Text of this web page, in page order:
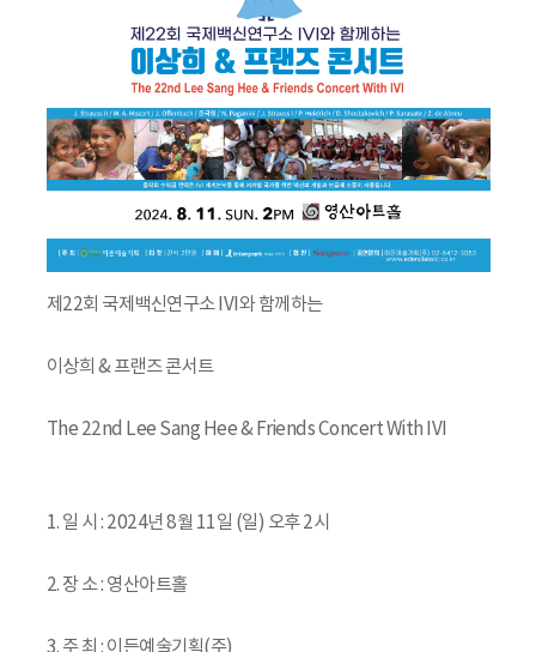
제22회 국제백신연구소 IVI와 함께하는
이상희 & 프랜즈 콘서트
The 22nd Lee Sang Hee & Friends Concert With IVI
1. 일 시 : 2024년 8월 11일 (일) 오후 2시
2. 장 소 : 영산아트홀